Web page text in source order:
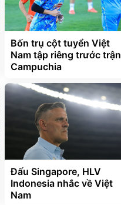
Bốn trụ cột tuyển Việt
Nam tập riêng trước trận
Campuchia
Đấu Singapore, HLV
Indonesia nhắc về Việt
Nam